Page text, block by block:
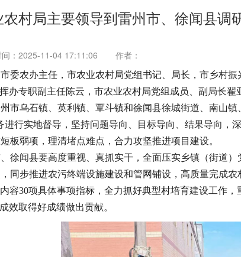
村局主要领导到雷州市、徐闻县调
间：2025-11-04 17:11:06 作者：
市委农办主任，市农业农村局党组书记、局长，市乡村
办专职副主任陈云，市农业农村局党组成员、副局长翟
市乌石镇、英利镇、覃斗镇和徐闻县徐城街道、南山
进行实地督导，坚持问题导向、目标导向、结果导向
板弱项，理清堵点难点，合力攻坚推进项目建设。
徐闻县要高度重视、真抓实干，全面压实乡镇（街道
同步推进农污终端设施建设和管网铺设，高质量完成
容30项具体事项指标，全力抓好典型村培育建设工作
效取得好成绩做出贡献。